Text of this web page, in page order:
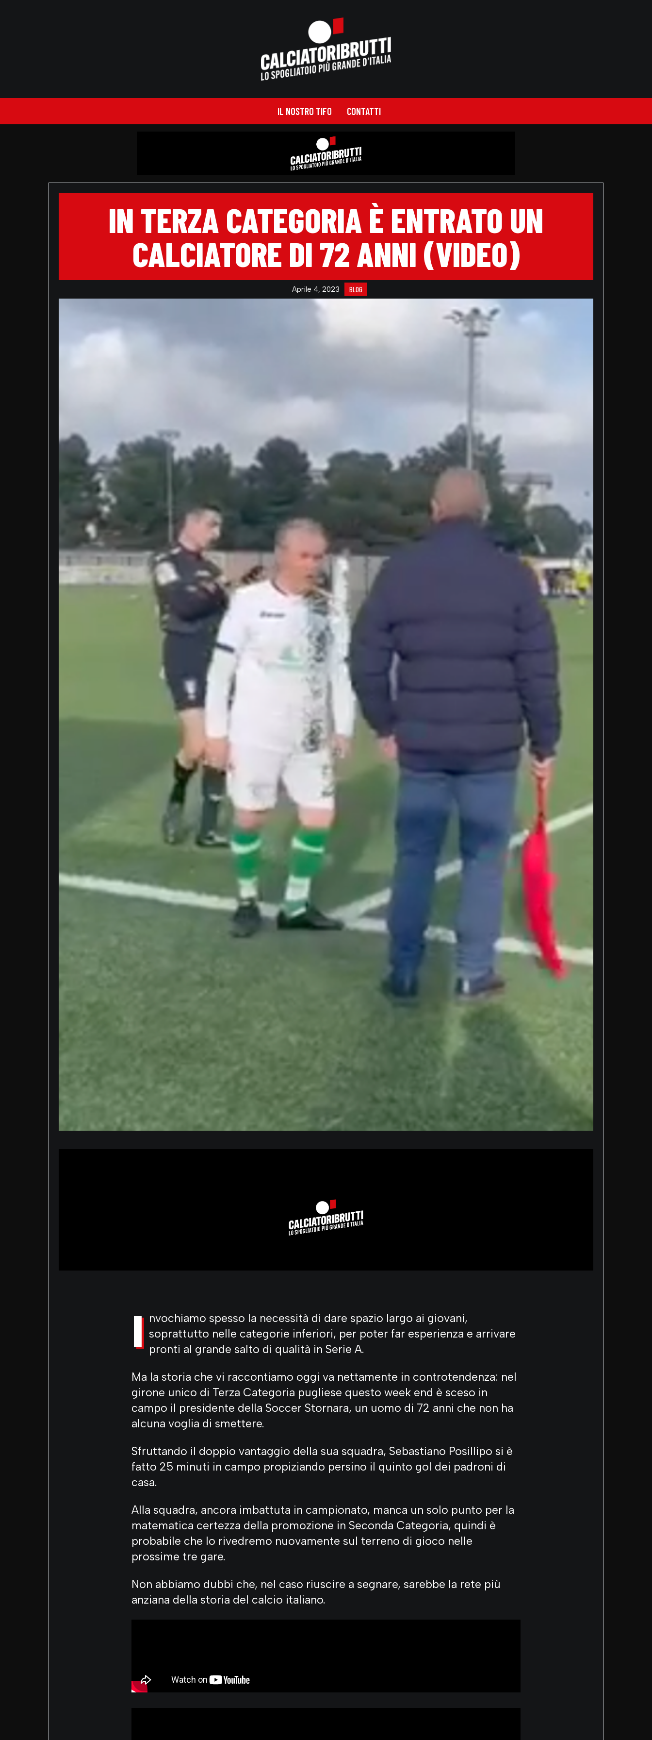
IL NOSTRO TIFO CONTATTI
IN TERZA CATEGORIA È ENTRATO UN
CALCIATORE DI 72 ANNI (VIDEO)
Aprile 4, 2023 BLOG
I nvochiamo spesso la necessità di dare spazio largo ai giovani,
soprattutto nelle categorie inferiori, per poter far esperienza e arrivare
pronti al grande salto di qualità in Serie A.
Ma la storia che vi raccontiamo oggi va nettamente in controtendenza: nel
girone unico di Terza Categoria pugliese questo week end è sceso in
campo il presidente della Soccer Stornara, un uomo di 72 anni che non ha
alcuna voglia di smettere.
Sfruttando il doppio vantaggio della sua squadra, Sebastiano Posillipo si è
fatto 25 minuti in campo propiziando persino il quinto gol dei padroni di
casa.
Alla squadra, ancora imbattuta in campionato, manca un solo punto per la
matematica certezza della promozione in Seconda Categoria, quindi è
probabile che lo rivedremo nuovamente sul terreno di gioco nelle
prossime tre gare.
Non abbiamo dubbi che, nel caso riuscire a segnare, sarebbe la rete più
anziana della storia del calcio italiano.